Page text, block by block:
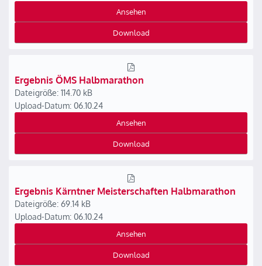
Ansehen
Download
Ergebnis ÖMS Halbmarathon
Dateigröße: 114.70 kB
Upload-Datum: 06.10.24
Ansehen
Download
Ergebnis Kärntner Meisterschaften Halbmarathon
Dateigröße: 69.14 kB
Upload-Datum: 06.10.24
Ansehen
Download